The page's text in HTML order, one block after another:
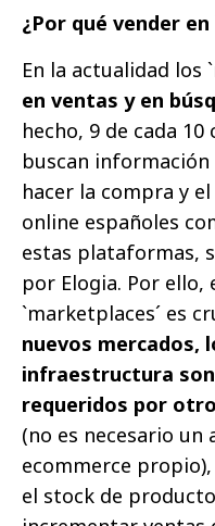
¿Por qué vender
En la actualidad los
en ventas y en
hecho, 9 de cada
buscan
hacer la compra y
online españoles
estas plataformas,
por Elogia. Por ello,
`marketplaces´ es
nuevos mercados,
infraestructura
requeridos por
(no es necesario un
ecommerce
el stock de